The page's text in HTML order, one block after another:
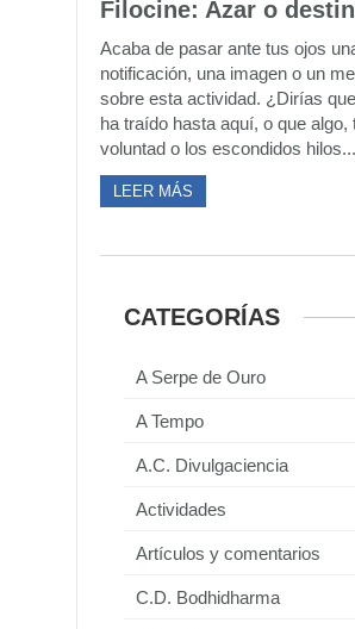
Filocine: Azar o
Acaba de pasar ante tus ojos
notificación, una imagen o un
sobre esta actividad. ¿Dirías
ha traído hasta aquí, o que algo,
voluntad o los escondidos hilos...
LEER MÁS
CATEGORÍAS
A Serpe de Ouro
A Tempo
A.C. Divulgaciencia
Actividades
Artículos y comentarios
C.D. Bodhidharma